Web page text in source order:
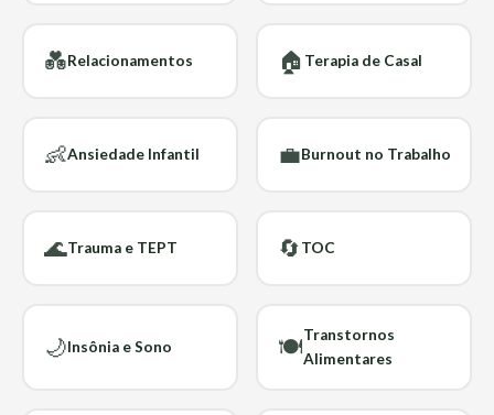
💑Relacionamentos 🏠 Terapia de Casal
👶Ansiedade Infantil 💼Burnout no Trabalho
🌊Trauma e TEPT 🔄TOC
🌙Insônia e Sono 🍽️Transtornos
Alimentares